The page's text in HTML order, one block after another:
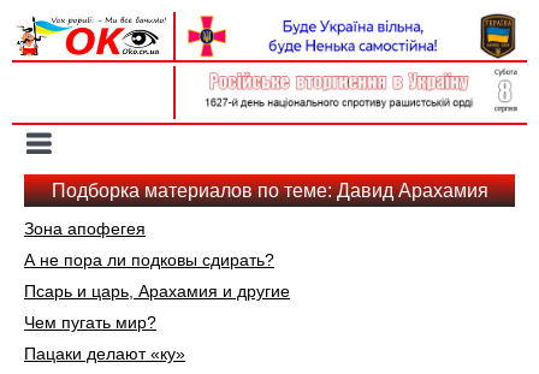
navigation
Подборка материалов по теме: Давид Арахамия
Зона апофегея
А не пора ли подковы сдирать?
Псарь и царь, Арахамия и другие
Чем пугать мир?
Пацаки делают «ку»